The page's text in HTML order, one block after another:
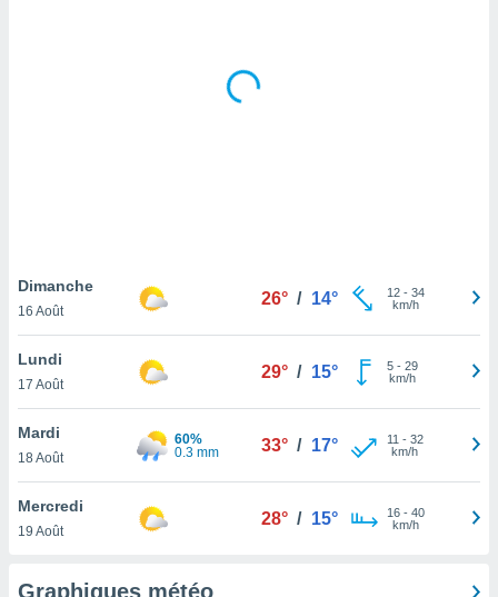
notre
que
et que
Dimanche
16 Août
26° / 14° 12- 34
km/h
Lundi
17 Août
29° / 15° 5- 29
km/h
Mardi
18 Août
60%
0.3 mm
33° / 17° 11 - 32
km/h
Mercredi
19 Août
28° / 15° 16- 40
km/h
Graphiques météo